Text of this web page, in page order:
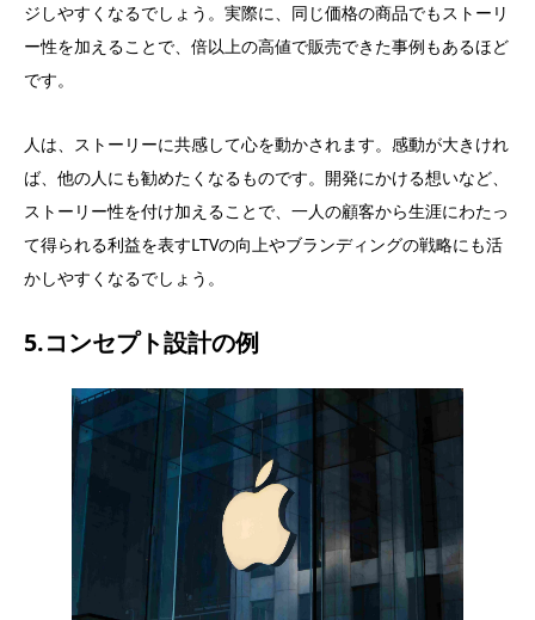
ジしやすくなるでしょう。実際に、同じ価格の商品でもストーリ
ー性を加えることで、倍以上の高値で販売できた事例もあるほど
です。
人は、ストーリーに共感して心を動かされます。感動が大きけれ
ば、他の人にも勧めたくなるものです。開発にかける想いなど、
ストーリー性を付け加えることで、一人の顧客から生涯にわたっ
て得られる利益を表すLTVの向上やブランディングの戦略にも活
かしやすくなるでしょう。
5.コンセプト設計の例